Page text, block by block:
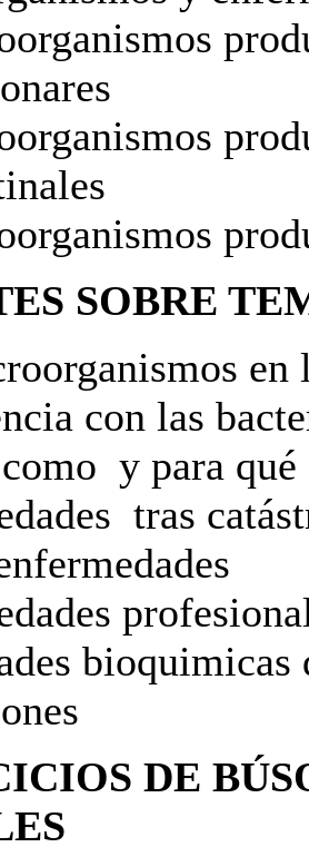
SOBRE
con las
y para
tras
bioquimicas
DE